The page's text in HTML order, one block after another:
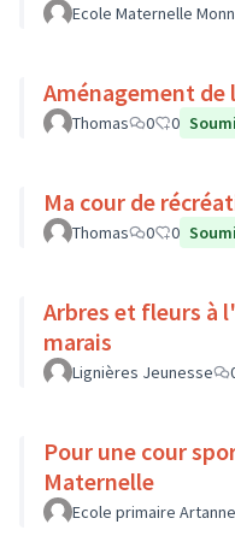
Ecole Maternelle
Thomas 0 0
Ma cour de
Thomas 0 0
Arbres et fleurs à
marais
Lignières Jeunesse
Pour une cour
Maternelle
Ecole primaire